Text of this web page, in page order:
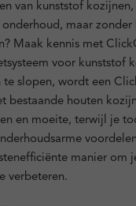
van kunststof kozijnen,
maar zonder
Maak kennis met
voor kunststof
te slopen, wordt een
bestaande houten
en moeite, terwijl je
manier om
verbeteren.